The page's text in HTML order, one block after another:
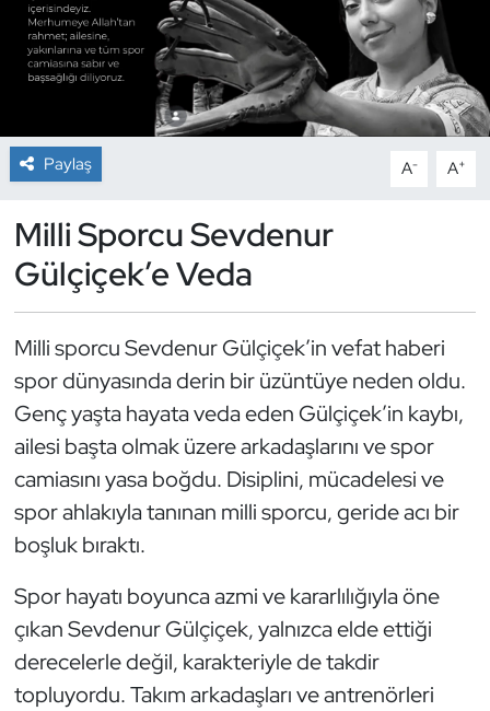
Paylaş A- A+
Milli Sporcu Sevdenur
Gülçiçek’e Veda
Milli sporcu Sevdenur Gülçiçek’in vefat haberi
spor dünyasında derin bir üzüntüye neden oldu.
Genç yaşta hayata veda eden Gülçiçek’in kaybı,
ailesi başta olmak üzere arkadaşlarını ve spor
camiasını yasa boğdu. Disiplini, mücadelesi ve
spor ahlakıyla tanınan milli sporcu, geride acı bir
boşluk bıraktı.
Spor hayatı boyunca azmi ve kararlılığıyla öne
çıkan Sevdenur Gülçiçek, yalnızca elde ettiği
derecelerle değil, karakteriyle de takdir
topluyordu. Takım arkadaşları ve antrenörleri
Çim Hokeyi
Cimnastik
Dağcılık
Dans Sporları
Dövüş Sanatı
E-Spor
Eskrim
Futbol
Futsal
Golf
Güreş